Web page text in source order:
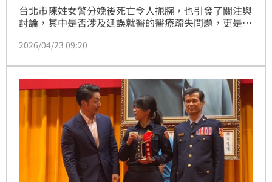
台北市陳姓女警分娩後死亡令人扼腕，也引發了關注與
討論，其中是否涉及延誤就醫的醫療疏失問題，更是在
從生產後血崩到診所打電話叫119，中間竟間隔超過半
致陳姓女警失血過多。而網路上則有不少生產過的媽媽
們討論分享表示，大醫院醫療量能較充足完備，生產還
是會多一份保障。
2026/04/23 09:20